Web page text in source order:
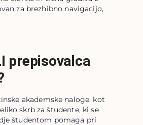
za brezhibno navigacijo,
prepisovalca
akademske naloge, kot
skrb za študente, ki se
študentom pomaga pri